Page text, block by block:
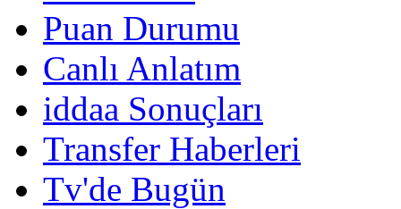
Puan Durumu
Canlı Anlatım
iddaa Sonuçları
Transfer Haberleri
Tv'de Bugün